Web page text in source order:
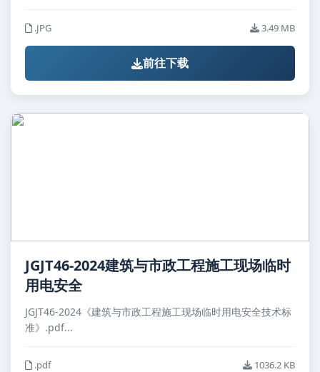
.JPG 3.49 MB
前往下载
JGJT46-2024建筑与市政工程施工现场临时
用电安全
JGJT46-2024《建筑与市政工程施工现场临时用电安全技术标
准》.pdf...
.pdf 1036.2 KB